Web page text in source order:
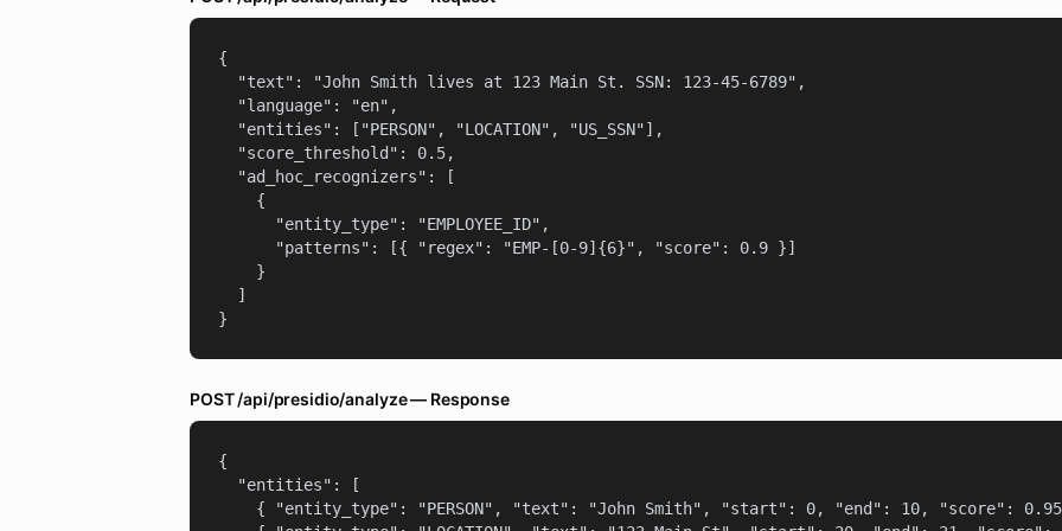
{
  "text": "John Smith lives at 123 Main St. SSN: 123-45-6789",
  "language": "en",
  "entities": ["PERSON", "LOCATION", "US_SSN"],
  "score_threshold": 0.5,
  "ad_hoc_recognizers": [
    {
      "entity_type": "EMPLOYEE_ID",
      "patterns": [{ "regex": "EMP-[0-9]{6}", "score": 0.9 }]
    }
  ]
}
POST /api/presidio/analyze — Response
{
  "entities": [
{ "entity_type": "PERSON", "text": "John Smith", "start": 0, "end": 10, "score":